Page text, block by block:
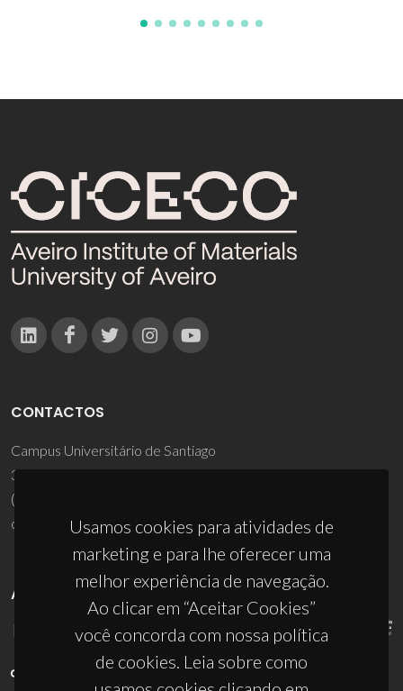
Usamos cookies para atividades de
marketing e para lhe oferecer uma
melhor experiência de navegação.
Ao clicar em “Aceitar Cookies”
você concorda com nossa política
de cookies. Leia sobre como
CONTACTOS
Campus Universitário de Santiago
3810-193 Aveiro - Portugal
(+351) 234 370 200
ciceco@ua.pt
APOIOS